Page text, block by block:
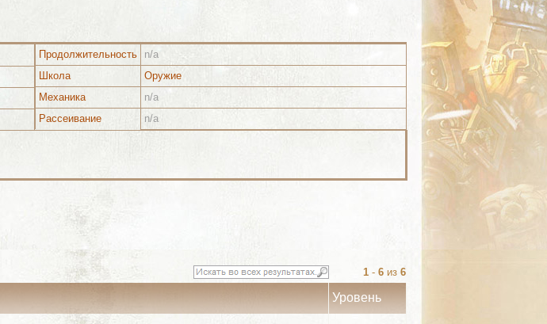
Продолжительность
n/a
Школа
Оружие
Механика
n/a
Рассеивание
n/a
1 - 6 из 6
Уровень